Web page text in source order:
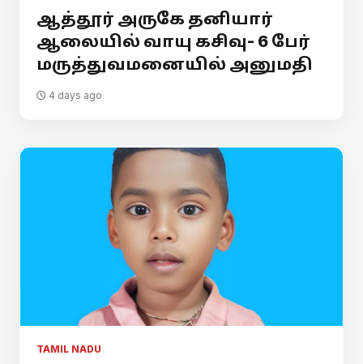
ஆத்தூர் அருகே தனியார்
ஆலையில் வாயு கசிவு- 6 பேர்
மருத்துவமனையில் அனுமதி
4 days ago
TAMIL NADU